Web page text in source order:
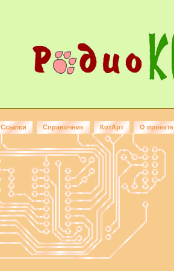
Ссылки Справочник КотАрт О проекте